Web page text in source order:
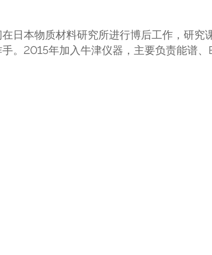
日本物质材料研究所进行博后工作，研
。2015年加入牛津仪器，主要负责能谱、